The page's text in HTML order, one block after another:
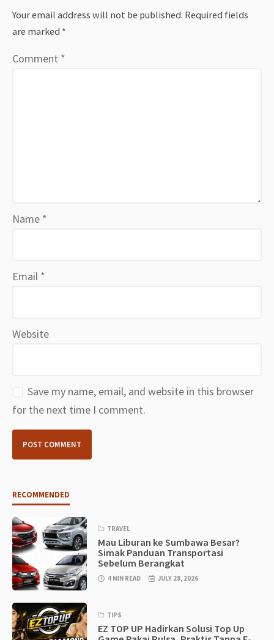
Your email address will not be published. Required fields
are marked *
Comment *
Name *
Email *
Website
Save my name, email, and website in this browser
for the next time I comment.
RECOMMENDED
TRAVEL
Mau Liburan ke Sumbawa Besar?
Simak Panduan Transportasi
Sebelum Berangkat
4 MIN READ JULY 28, 2026
TIPS
EZ TOP UP Hadirkan Solusi Top Up